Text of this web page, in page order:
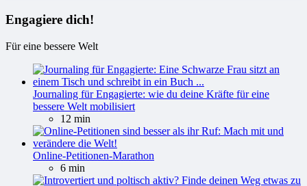
Engagiere dich!
Für eine bessere Welt
Journaling für Engagierte: wie du deine Kräfte für eine
bessere Welt mobilisiert
12 min
Online-Petitionen-Marathon
6 min